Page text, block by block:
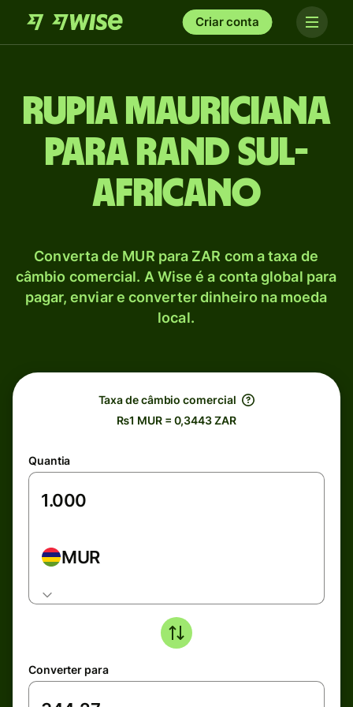
Criar conta
Rupia mauriciana
para Rand sul-
africano
Converta de MUR para ZAR com a taxa de
câmbio comercial. A Wise é a conta global para
pagar, enviar e converter dinheiro na moeda
local.
Taxa de câmbio comercial
₨1 MUR = 0,3443 ZAR
Quantia
MUR
Converter para